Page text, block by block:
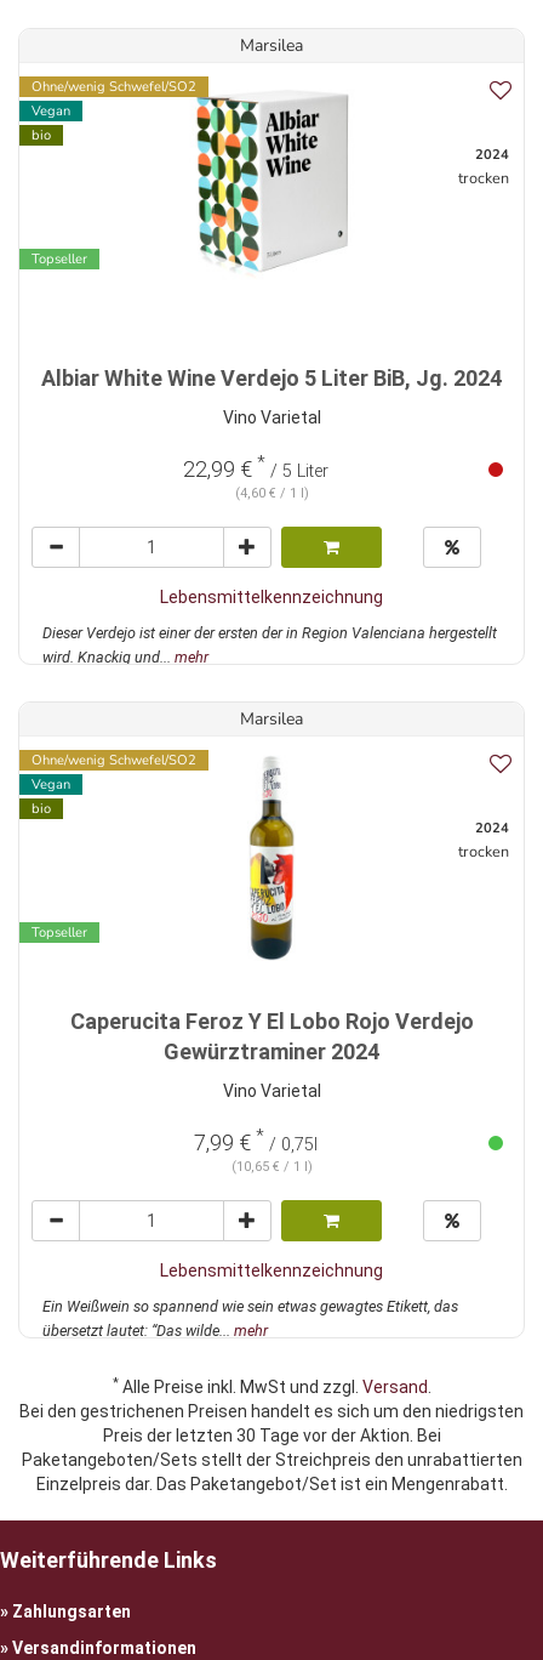
Marsilea
Ohne/wenig Schwefel/SO2
Vegan
bio
Topseller
2024
trocken
Albiar White Wine Verdejo 5 Liter BiB, Jg. 2024
Vino Varietal
22,99 € * / 5 Liter
(4,60 € / 1 l)
Lebensmittelkennzeichnung
Dieser Verdejo ist einer der ersten der in Region Valenciana hergestellt
wird. Knackig und... mehr
Marsilea
Ohne/wenig Schwefel/SO2
Vegan
bio
Topseller
2024
trocken
Caperucita Feroz Y El Lobo Rojo Verdejo
Gewürztraminer 2024
Vino Varietal
7,99 € * / 0,75l
(10,65 € / 1 l)
Lebensmittelkennzeichnung
Ein Weißwein so spannend wie sein etwas gewagtes Etikett, das
übersetzt lautet: “Das wilde... mehr
*Alle Preise inkl. MwSt und zzgl. Versand.
Bei den gestrichenen Preisen handelt es sich um den niedrigsten
Preis der letzten 30 Tage vor der Aktion. Bei
Paketangeboten/Sets stellt der Streichpreis den unrabattierten
Einzelpreis dar. Das Paketangebot/Set ist ein Mengenrabatt.
Weiterführende Links
Zahlungsarten
Versandinformationen